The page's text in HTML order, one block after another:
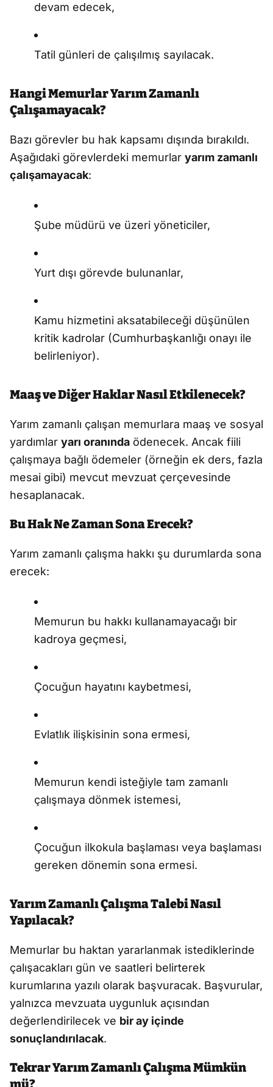
devam edecek,
Tatil günleri de çalışılmış sayılacak.
Hangi Memurlar Yarım Zamanlı
Çalışamayacak?
Bazı görevler bu hak kapsamı dışında bırakıldı.
Aşağıdaki görevlerdeki memurlar yarım zamanlı
çalışamayacak:
Şube müdürü ve üzeri yöneticiler,
Yurt dışı görevde bulunanlar,
Kamu hizmetini aksatabileceği düşünülen
kritik kadrolar (Cumhurbaşkanlığı onayı ile
belirleniyor).
Maaş ve Diğer Haklar Nasıl Etkilenecek?
Yarım zamanlı çalışan memurlara maaş ve sosyal
yardımlar yarı oranında ödenecek. Ancak fiili
çalışmaya bağlı ödemeler (örneğin ek ders, fazla
mesai gibi) mevcut mevzuat çerçevesinde
hesaplanacak.
Bu Hak Ne Zaman Sona Erecek?
Yarım zamanlı çalışma hakkı şu durumlarda sona
erecek:
Memurun bu hakkı kullanamayacağı bir
kadroya geçmesi,
Çocuğun hayatını kaybetmesi,
Evlatlık ilişkisinin sona ermesi,
Memurun kendi isteğiyle tam zamanlı
çalışmaya dönmek istemesi,
Çocuğun ilkokula başlaması veya başlaması
gereken dönemin sona ermesi.
Yarım Zamanlı Çalışma Talebi Nasıl
Yapılacak?
Memurlar bu haktan yararlanmak istediklerinde
çalışacakları gün ve saatleri belirterek
kurumlarına yazılı olarak başvuracak. Başvurular,
yalnızca mevzuata uygunluk açısından
değerlendirilecek ve bir ay içinde
sonuçlandırılacak.
Tekrar Yarım Zamanlı Çalışma Mümkün
mü?